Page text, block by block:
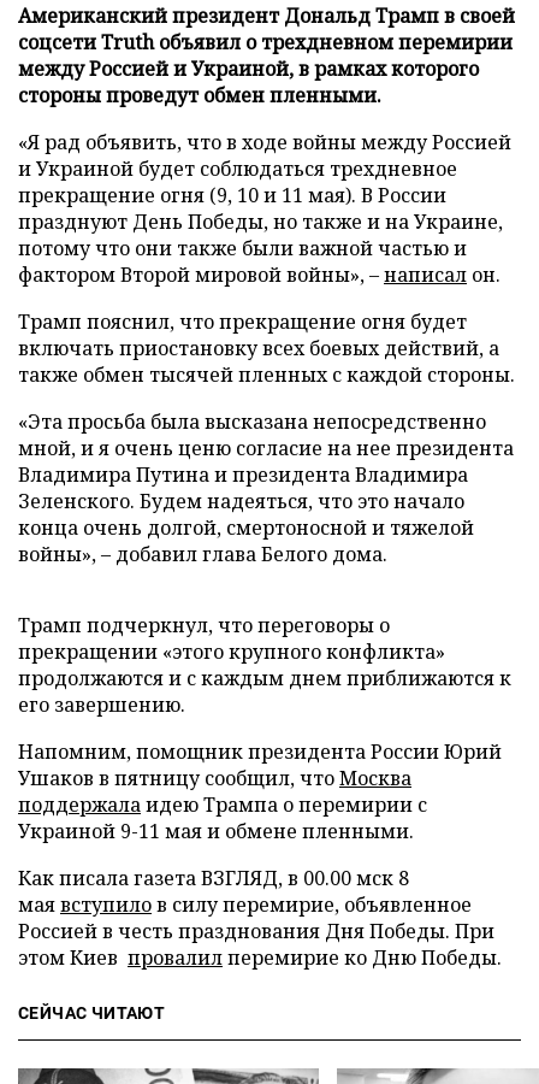
Американский президент Дональд Трамп в своей
соцсети Truth объявил о трехдневном перемирии
между Россией и Украиной, в рамках которого
стороны проведут обмен пленными.
«Я рад объявить, что в ходе войны между Россией
и Украиной будет соблюдаться трехдневное
прекращение огня (9, 10 и 11 мая). В России
празднуют День Победы, но также и на Украине,
потому что они также были важной частью и
фактором Второй мировой войны», –написал он.
Трамп пояснил, что прекращение огня будет
включать приостановку всех боевых действий, а
также обмен тысячей пленных с каждой стороны.
«Эта просьба была высказана непосредственно
мной, и я очень ценю согласие на нее президента
Владимира Путина и президента Владимира
Зеленского. Будем надеяться, что это начало
конца очень долгой, смертоносной и тяжелой
войны», – добавил глава Белого дома.
Трамп подчеркнул, что переговоры о
прекращении «этого крупного конфликта»
продолжаются и с каждым днем приближаются к
его завершению.
Напомним, помощник президента России Юрий
Ушаков в пятницу сообщил, чтоМосква
поддержалаидею Трампа о перемирии с
Украиной 9-11 мая и обмене пленными.
Как писала газета ВЗГЛЯД, в 00.00 мск 8
маявступилов силу перемирие, объявленное
Россией в честь празднования Дня Победы. При
этом Киев провалилперемирие ко Дню Победы.
СЕЙЧАС ЧИТАЮТ